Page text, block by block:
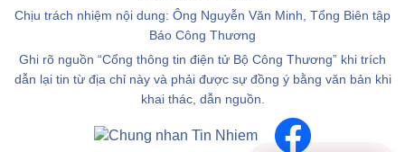
Chịu trách nhiệm nội dung: Ông Nguyễn Văn Minh, Tổng Biên tập
Báo Công Thương
Ghi rõ nguồn “Cổng thông tin điện tử Bộ Công Thương” khi trích
dẫn lại tin từ địa chỉ này và phải được sự đồng ý bằng văn bản khi
khai thác, dẫn nguồn.